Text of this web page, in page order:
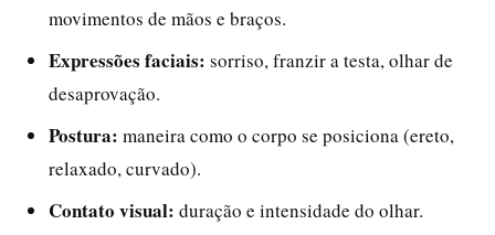
movimentos de mãos e braços.
Expressões faciais: sorriso, franzir a testa, olhar de
desaprovação.
Postura: maneira como o corpo se posiciona (ereto,
relaxado, curvado).
Contato visual: duração e intensidade do olhar.